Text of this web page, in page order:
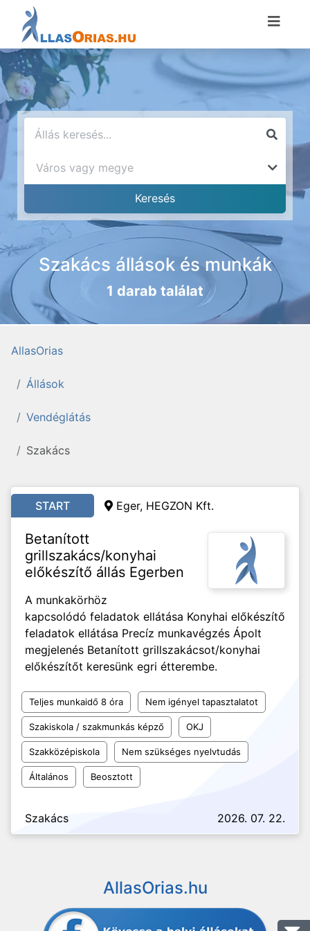
Szakács állások és munkák
1 darab találat
AllasOrias
Állások
Vendéglátás
Szakács
START Eger, HEGZON Kft.
Betanított
grillszakács/konyhai
előkészítő állás Egerben
A munkakörhöz
kapcsolódó feladatok ellátása Konyhai előkészítő
feladatok ellátása Precíz munkavégzés Ápolt
megjelenés Betanított grillszakácsot/konyhai
előkészítőt keresünk egri étterembe.
Teljes munkaidő 8 óra Nem igényel tapasztalatot
Szakiskola / szakmunkás képző OKJ
Szakközépiskola Nem szükséges nyelvtudás
Általános Beosztott
Szakács 2026. 07. 22.
AllasOrias.hu